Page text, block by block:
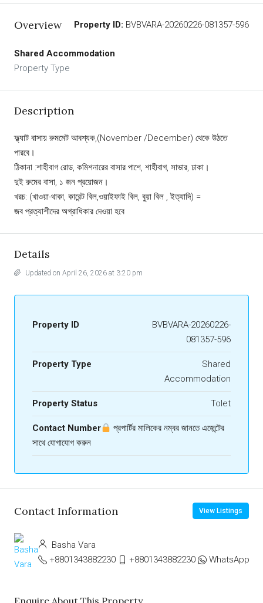
Overview Property ID: BVBVARA-20260226-081357-596
Shared Accommodation
Property Type
Description
ফ্ল্যাট বাসায় রুমমেট আবশ্যক,(November /December) থেকে উঠতে
পারবে।
ঠিকানা :শাহীবাগ রোড, কমিশনারের বাসার পাশে, শাহীবাগ, সাভার, ঢাকা।
দুই রুমের বাসা, ১ জন প্রয়োজন।
খরচ: (খাওয়া-থাকা, কারেন্ট বিল,ওয়াইফাই বিল, বুয়া বিল , ইত্যাদি) =
জব প্রত্যাশীদের অগ্রাধিকার দেওয়া হবে
Details
Updated on April 26, 2026 at 3:20 pm
Property ID
BVBVARA-20260226-
081357-596
Property Type
Shared
Accommodation
Property Status Tolet
Contact Number
প্রপার্টির মালিকের নম্বর জানতে এজেন্টের
সাথে যোগাযোগ করুন
Contact Information View Listings
Basha Vara
+8801343882230
+8801343882230 WhatsApp
Enquire About This Property